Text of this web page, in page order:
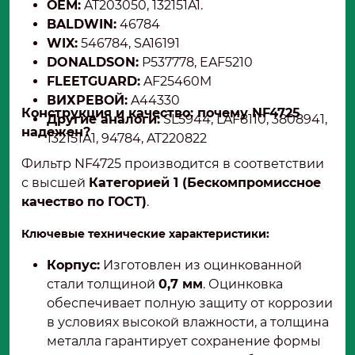
ОЕМ: AT203050, 132151A1.
BALDWIN: 46784
WIX: 546784, SA16191
DONALDSON: P537778, EAF5210
FLEETGUARD: AF25460M
ВИХРЕВОЙ: A44330
Другие аналоги:SL5944, LAF8110, 3808941,
132151А1, 94784, AT220822
Конструкция и качество: почему NF4725
надежен?
Фильтр NF4725 производится в соответствии
с высшей Категорией 1 (Бескомпромиссное
качество по ГОСТ).
Ключевые технические характеристики:
Корпус: Изготовлен из оцинкованной
стали толщиной 0,7 мм. Оцинковка
обеспечивает полную защиту от коррозии
в условиях высокой влажности, а толщина
металла гарантирует сохранение формы